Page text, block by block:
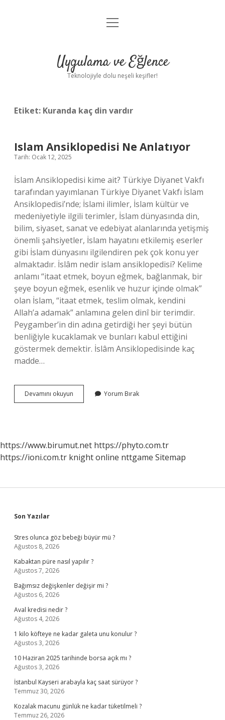
Anasayfa
Yasal Uyarı
menüyü
Uygulama ve Eğlence
Teknolojiyle dolu neşeli keşifler!
Etiket: Kuranda kaç din vardır
Islam Ansiklopedisi Ne Anlatıyor
Tarih: Ocak 12, 2025
İslam Ansiklopedisi kime ait? Türkiye Diyanet Vakfı
tarafından yayımlanan Türkiye Diyanet Vakfı İslam
Ansiklopedisi’nde; İslami ilimler, İslam kültür ve
medeniyetiyle ilgili terimler, İslam dünyasında din,
bilim, siyaset, sanat ve edebiyat alanlarında yetişmiş
önemli şahsiyetler, İslam hayatını etkilemiş eserler
gibi İslam dünyasını ilgilendiren pek çok konu yer
almaktadır. İslâm nedir islam ansiklopedisi? Kelime
anlamı “itaat etmek, boyun eğmek, bağlanmak, bir
şeye boyun eğmek, esenlik ve huzur içinde olmak”
olan İslam, “itaat etmek, teslim olmak, kendini
Allah’a adamak” anlamına gelen dinî bir terimdir.
Peygamber’in din adına getirdiği her şeyi bütün
benliğiyle kucaklamak ve bunları kabul ettiğini
göstermek demektir. İslâm Ansiklopedisinde kaç
madde…
Devamını okuyun
Ansiklopedisi
Yorum Bırak
https://www.birumut.net https://phyto.com.tr
https://ioni.com.tr knight online nttgame Sitemap
Sidebar
Son Yazılar
Stres olunca göz bebeği büyür mü ?
Ağustos 8, 2026
Kabaktan püre nasıl yapılır ?
Ağustos 7, 2026
Bağımsız değişkenler değişir mi ?
Ağustos 6, 2026
Aval kredisi nedir ?
Ağustos 4, 2026
1 kilo köfteye ne kadar galeta unu konulur ?
Ağustos 3, 2026
10 Haziran 2025 tarihinde borsa açık mı ?
Ağustos 3, 2026
İstanbul Kayseri arabayla kaç saat sürüyor ?
Temmuz 30, 2026
Kozalak macunu günlük ne kadar tüketilmeli ?
Temmuz 26, 2026